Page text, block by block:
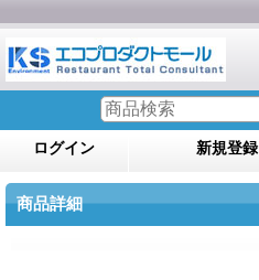
ログイン 新規登録
商品詳細